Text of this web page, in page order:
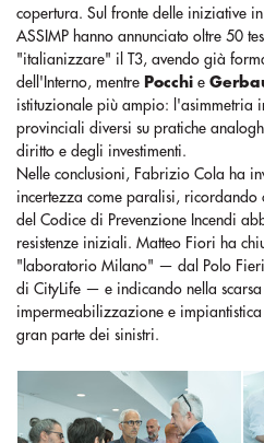
copertura. Sul fronte delle iniziative
ASSIMP hanno annunciato oltre 50
"italianizzare" il T3, avendo già
dell'Interno, mentre Pocchi e
istituzionale più ampio: l'asimmetria
provinciali diversi su pratiche
diritto e degli investimenti.
Nelle conclusioni, Fabrizio Cola ha
incertezza come paralisi,
del Codice di Prevenzione Incendi
resistenze iniziali. Matteo Fiori ha
"laboratorio Milano" — dal Polo
di CityLife — e indicando nella
impermeabilizzazione e
gran parte dei sinistri.